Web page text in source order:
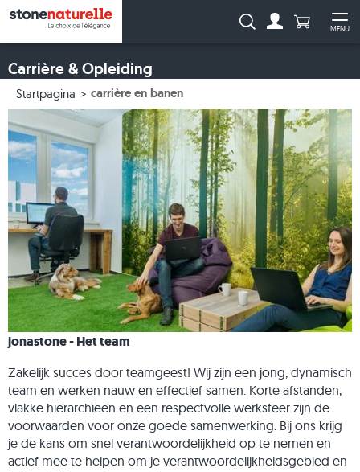
MENU
Zoeken: Aantal
Carrière & Opleiding
Startpagina carrière en banen
jonastone - Het team
Zakelijk succes door teamgeest! Wij zijn een jong, dynamisch
team en werken nauw en effectief samen. Korte afstanden,
vlakke hiërarchieën en een respectvolle werksfeer zijn de
voorwaarden voor onze goede samenwerking. Bij ons krijg
je de kans om snel verantwoordelijkheid op te nemen en
actief mee te helpen om je verantwoordelijkheidsgebied en